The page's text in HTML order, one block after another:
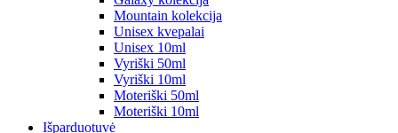
Mountain kolekcija
Unisex kvepalai
Unisex 10ml
Vyriški 50ml
Vyriški 10ml
Moteriški 50ml
Moteriški 10ml
Išparduotuvė